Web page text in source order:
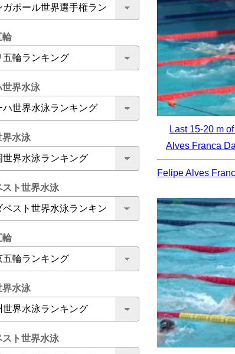
輪
世界水泳
界水泳
ト世界水泳
輪
界水泳
ト世界水泳
Last 15-20 m
Alves Franca
Felipe Alves